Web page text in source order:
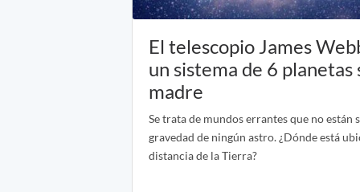
El telescopio James
un sistema de 6
madre
Se trata de mundos errantes que no están
gravedad de ningún astro. ¿Dónde está
distancia de la Tierra?